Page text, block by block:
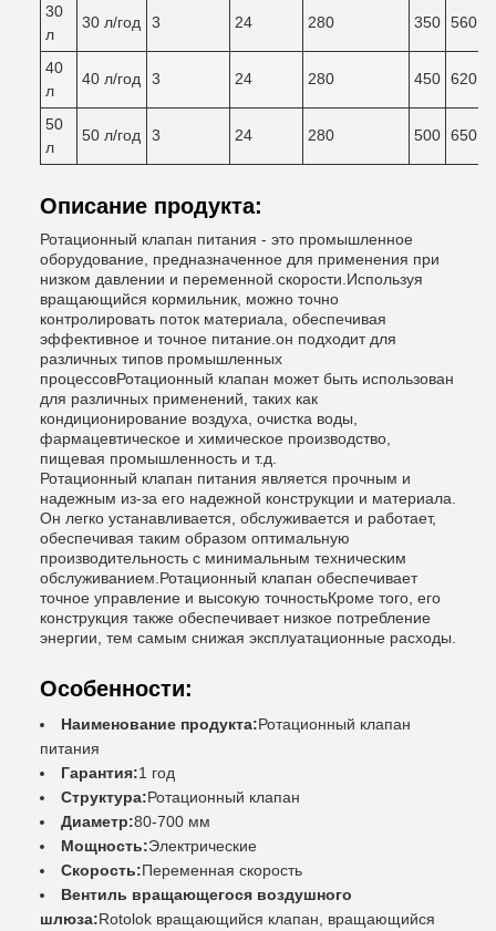
30
л
30 л/год 3 24 280 350 560
40
л
40 л/год 3 24 280 450 620
50
л
50 л/год 3 24 280 500 650
Описание продукта:
Ротационный клапан питания - это промышленное
оборудование, предназначенное для применения при
низком давлении и переменной скорости.Используя
вращающийся кормильник, можно точно
контролировать поток материала, обеспечивая
эффективное и точное питание.он подходит для
различных типов промышленных
процессовРотационный клапан может быть использован
для различных применений, таких как
кондиционирование воздуха, очистка воды,
фармацевтическое и химическое производство,
пищевая промышленность и т.д.
Ротационный клапан питания является прочным и
надежным из-за его надежной конструкции и материала.
Он легко устанавливается, обслуживается и работает,
обеспечивая таким образом оптимальную
производительность с минимальным техническим
обслуживанием.Ротационный клапан обеспечивает
точное управление и высокую точностьКроме того, его
конструкция также обеспечивает низкое потребление
энергии, тем самым снижая эксплуатационные расходы.
Особенности:
Наименование продукта:Ротационный клапан
питания
Гарантия:1 год
Структура:Ротационный клапан
Диаметр:80-700 мм
Мощность:Электрические
Скорость:Переменная скорость
Вентиль вращающегося воздушного
шлюза:Rotolok вращающийся клапан, вращающийся